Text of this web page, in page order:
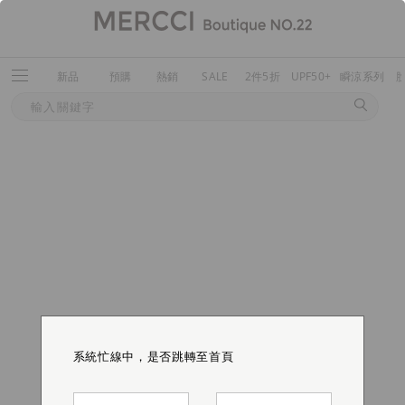
新品 預購 熱銷 SALE 2件5折 UPF50+ 瞬涼系列
系統忙線中，是否跳轉至首頁
系統忙線中，是否跳轉至首頁
系統忙線中，是否跳轉至首頁
系統忙線中，是否跳轉至首頁
系統忙線中，是否跳轉至首頁